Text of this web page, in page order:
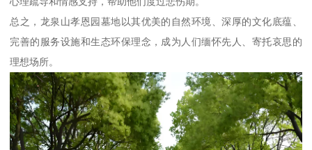
总之，龙泉山孝恩园墓地以其优美的自然环境、深厚的文化底蕴、
完善的服务设施和生态环保理念，成为人们缅怀先人、寄托哀思的
理想场所。